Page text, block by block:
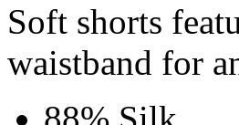
Soft shorts
waistband for